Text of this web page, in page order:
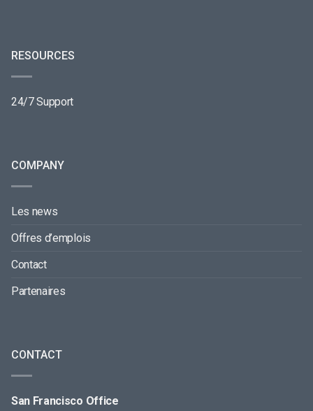
RESOURCES
24/7 Support
COMPANY
Les news
Offres d’emplois
Contact
Partenaires
CONTACT
San Francisco Office